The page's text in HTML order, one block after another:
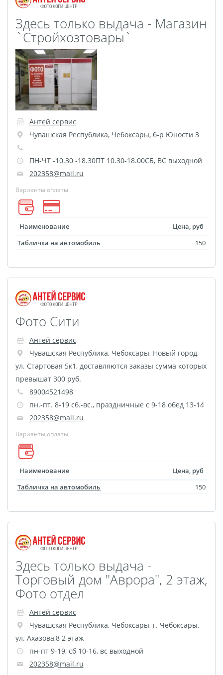
Фотоколлаж
Визитки
Календарь перекидной
Календарь настольный
домик
Календари настенные с
блоком
Елочный шарик
(новогод. игрушки)
Календарь карманный
Письмо от Деда Мороза
Таблички на
автомобиль
Номер на коляску
Конверты
Пластиковые карты
Флаги
Фотокамни
Фотооткрытка
Грамоты и дипломы
Прикольные принты
Фотокристаллы
УФ печать на чехлах
Открытки и
приглашения
Рамки и шары водяные
Фотокарточки
Домовые таблички
Наклейки и стикеры
Альбом брелок
Наградные ленты
Фоторамки
Фотообложка для
свидетельства
Фототетради и
Портфолио
Замки с фотографией
Зажигалки
Украшение подвеска
Латексная печать
Листовки и флаеры
Буклеты
Брошюры и каталоги
Здесь только выдача - Магазин
`Стройхозтовары`
Антей сервис
Чувашская Республика, Чебоксары, б-р Юности 3
ПН-ЧТ -10.30 -18.30ПТ 10.30-18.00СБ, ВС выходной
202358@mail.ru
Варианты оплаты
Наименование
Цена, руб
Табличка на автомобиль
150
Фото Сити
Антей сервис
Чувашская Республика, Чебоксары, Новый город,
ул. Стартовая 5к1, доставляются заказы сумма которых
превышат 300 руб.
89004521498
пн.-пт. 8-19 сб.-вс., праздничные с 9-18 обед 13-14
202358@mail.ru
Варианты оплаты
Наименование
Цена, руб
Табличка на автомобиль
150
Здесь только выдача -
Торговый дом "Аврора", 2 этаж,
Фото отдел
Антей сервис
Чувашская Республика, Чебоксары, г. Чебоксары,
ул. Ахазова,8 2 этаж
пн-пт 9-19, сб 10-16, вс выходной
202358@mail.ru